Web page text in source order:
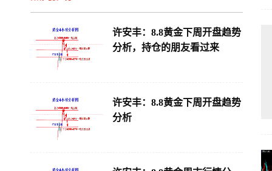
许安丰：8.8黄金下周开盘趋势
分析，持仓的朋友看过来
许安丰：8.8黄金下周开盘趋势
分析